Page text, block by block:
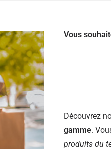
Vous
Découvrez
gamme.
produits du